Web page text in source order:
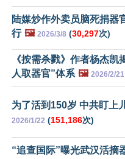
陆媒炒作外卖员脑死捐器
行 🖼️ 2026/3/8 (30,297次)
《按需杀戮》作者杨杰凯
人取器官”体系 🖼️ 2026/2/21
为了活到150岁 中共盯上
2026/1/22 (151,186次)
“追查国际”曝光武汉活摘